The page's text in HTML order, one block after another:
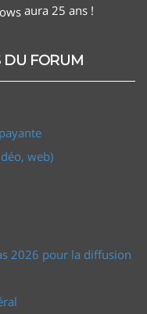
aura 25 ans !
DU FORUM
web)
2026 pour la diffusion